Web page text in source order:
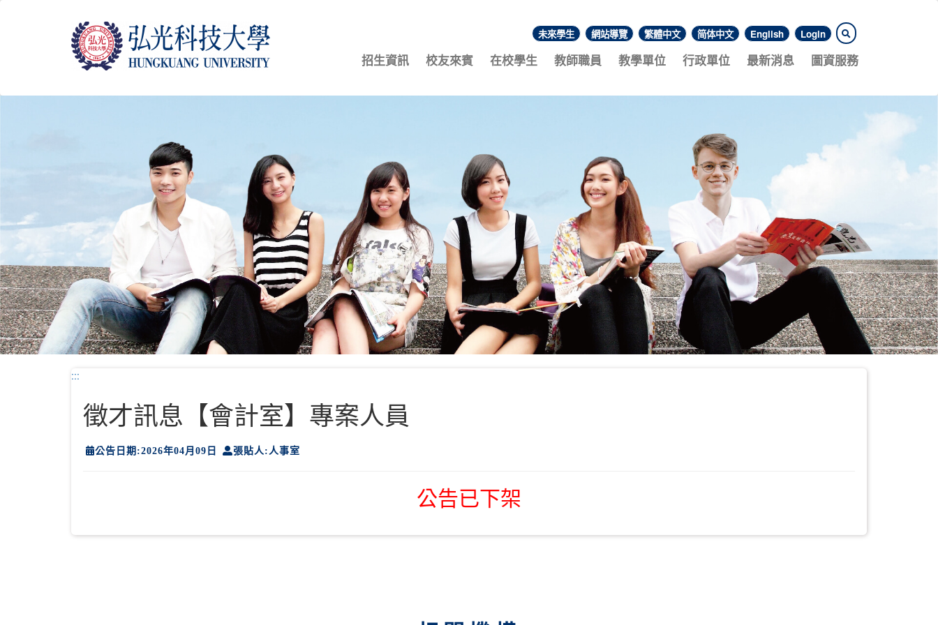
內
:::
未來學生 網站導覽 繁體中文 简体中文 English Login
招生資訊 校友來賓 在校學生 教師職員 教學單位 行政單位 最新消息 圖資服務
:::
徵才訊息【會計室】專案人員
公告日期:2026年04月09日 張貼人:人事室
公告已下架